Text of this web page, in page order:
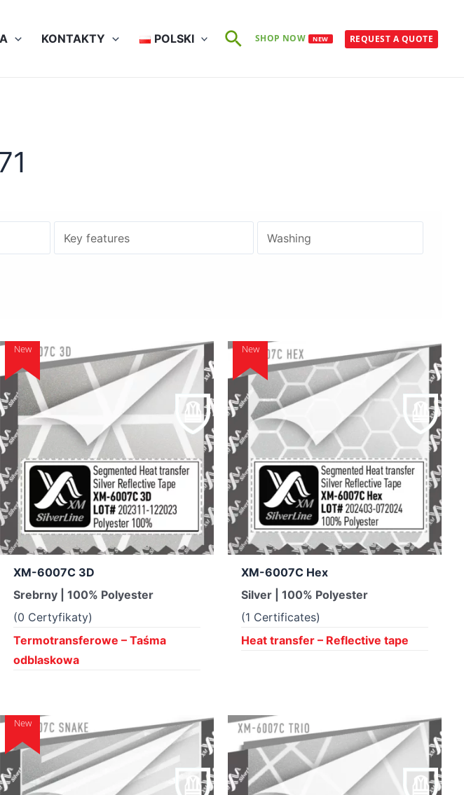
KONTAKTY POLSKI SzukajSHOP NOW NEW REQUEST A QUOTE
New
XM-6007C 3D
Srebrny | 100% Polyester
(0 Certyfikaty)
Termotransferowe – Taśma
odblaskowa
New
XM-6007C Hex
Silver | 100% Polyester
(1 Certificates)
Heat transfer – Reflective tape
New